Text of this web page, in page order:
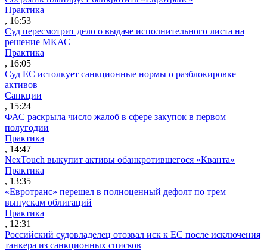
Практика
, 16:53
Суд пересмотрит дело о выдаче исполнительного листа на
решение МКАС
Практика
, 16:05
Суд ЕС истолкует санкционные нормы о разблокировке
активов
Санкции
, 15:24
ФАС раскрыла число жалоб в сфере закупок в первом
полугодии
Практика
, 14:47
NexTouch выкупит активы обанкротившегося «Кванта»
Практика
, 13:35
«Евротранс» перешел в полноценный дефолт по трем
выпускам облигаций
Практика
, 12:31
Российский судовладелец отозвал иск к ЕС после исключения
танкера из санкционных списков